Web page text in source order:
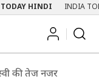
HINDI INDIA
की तेज नजर